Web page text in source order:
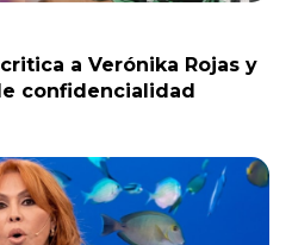
a Verónika Rojas y
confidencialidad